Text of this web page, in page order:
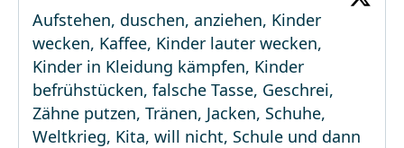
Aufstehen, duschen, anziehen, Kinder
wecken, Kaffee, Kinder lauter wecken,
Kinder in Kleidung kämpfen, Kinder
befrühstücken, falsche Tasse, Geschrei,
Zähne putzen, Tränen, Jacken, Schuhe,
Weltkrieg, Kita, will nicht, Schule und dann